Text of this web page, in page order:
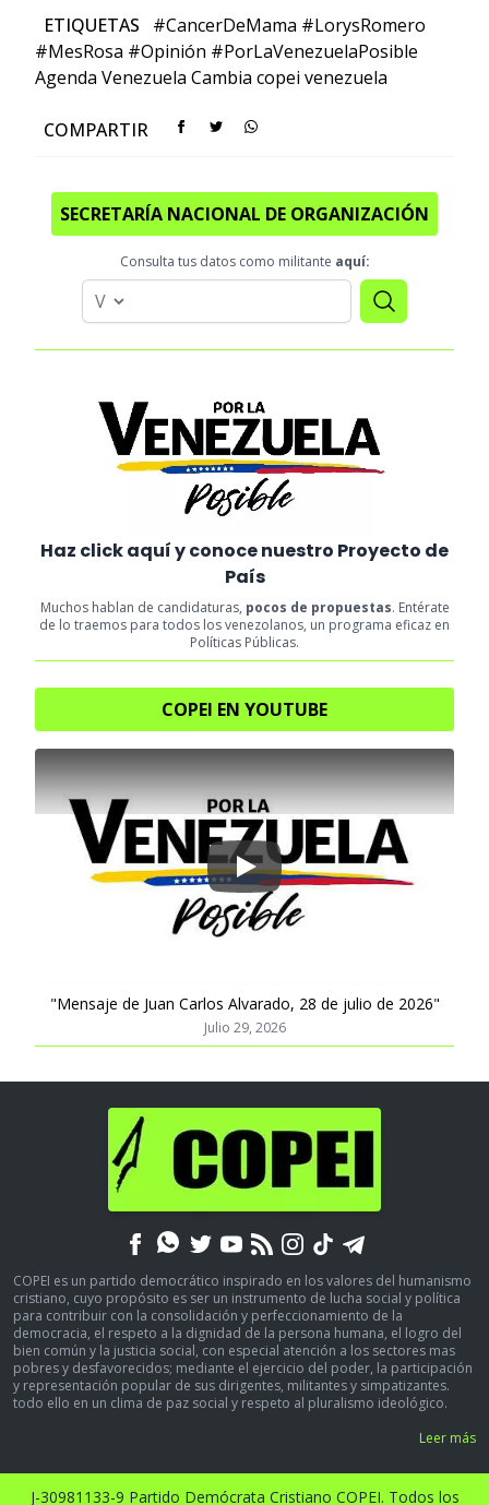
ETIQUETAS
#CancerDeMama #LorysRomero
#MesRosa #Opinión #PorLaVenezuelaPosible
Agenda Venezuela Cambia copei venezuela
COMPARTIR
SECRETARÍA NACIONAL DE ORGANIZACIÓN
Consulta tus datos como militante aquí:
Haz click aquí y conoce nuestro Proyecto de
País
Muchos hablan de candidaturas, pocos de propuestas. Entérate
de lo traemos para todos los venezolanos, un programa eficaz en
Políticas Públicas.
COPEI EN YOUTUBE
Play
"Mensaje de Juan Carlos Alvarado, 28 de julio de 2026"
Julio 29, 2026
COPEI es un partido democrático inspirado en los valores del humanismo
cristiano, cuyo propósito es ser un instrumento de lucha social y política
para contribuir con la consolidación y perfeccionamiento de la
democracia, el respeto a la dignidad de la persona humana, el logro del
bien común y la justicia social, con especial atención a los sectores mas
pobres y desfavorecidos; mediante el ejercicio del poder, la participación
y representación popular de sus dirigentes, militantes y simpatizantes.
todo ello en un clima de paz social y respeto al pluralismo ideológico.
Leer más
J-30981133-9 Partido Demócrata Cristiano COPEI. Todos los